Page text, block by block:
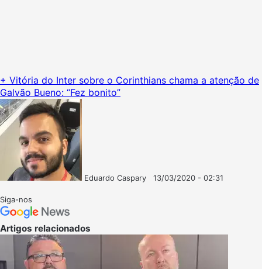
+ Vitória do Inter sobre o Corinthians chama a atenção de
Galvão Bueno: “Fez bonito”
Eduardo Caspary
13/03/2020 - 02:31
Siga-nos
Artigos relacionados